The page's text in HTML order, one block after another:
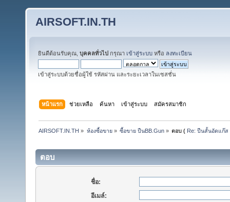
AIRSOFT.IN.TH
ยินดีต้อนรับคุณ, บุคคลทั่วไป กรุณา เข้าสู่ระบบ หรือ ลงทะเบียน
เข้าสู่ระบบด้วยชื่อผู้ใช้ รหัสผ่าน และระยะเวลาในเซสชั่น
หน้าแรก ช่วยเหลือ ค้นหา เข้าสู่ระบบ สมัครสมาชิก
AIRSOFT.IN.TH » ห้องซื้อขาย» ซื้อขาย ปืนBB.Gun» ตอบ ( Re: ปืนสั้นอัดแก๊ส
ตอบ
ชื่อ:
อีเมล์: